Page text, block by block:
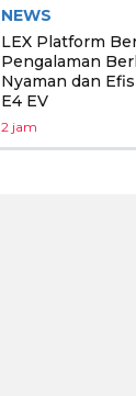
NEWS
LEX Platform
Pengalaman
Nyaman dan
E4 EV
2 jam